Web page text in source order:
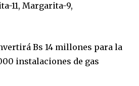
11, Margarita-9,
Bs 14 millones para la
instalaciones de gas